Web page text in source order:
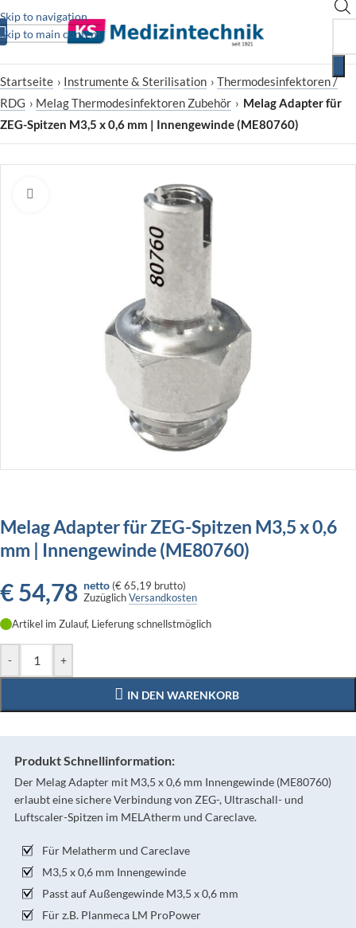
Skip to navigation
Skip to main content
Startseite › Instrumente & Sterilisation › Thermodesinfektoren /
RDG › Melag Thermodesinfektoren Zubehör › Melag Adapter für
ZEG-Spitzen M3,5 x 0,6 mm | Innengewinde (ME80760)
Zum Vergrößern klicken
Melag Adapter für ZEG-Spitzen M3,5 x 0,6
mm | Innengewinde (ME80760)
€54,78 netto (€ 65,19 brutto)
ZuzüglichVersandkosten
Artikel im Zulauf, Lieferung schnellstmöglich
- +
IN DEN WARENKORB
Produkt Schnellinformation:
Der Melag Adapter mit M3,5 x 0,6 mm Innengewinde (ME80760)
erlaubt eine sichere Verbindung von ZEG-, Ultraschall- und
Luftscaler-Spitzen im MELAtherm und Careclave.
Für Melatherm und Careclave
M3,5 x 0,6 mm Innengewinde
Passt auf Außengewinde M3,5 x 0,6 mm
Für z.B. Planmeca LM ProPower